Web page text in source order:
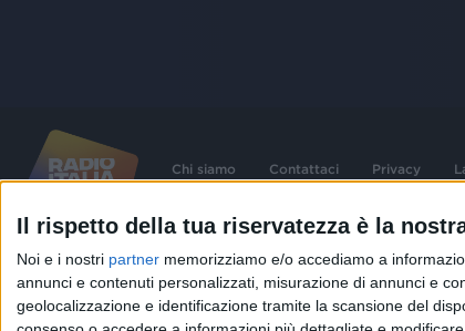
Il rispetto della tua riservatezza è la
Noi e i nostri partner memorizziamo e/o accediamo a
annunci e contenuti personalizzati, misurazione di annunci e
geolocalizzazione e identificazione tramite la scansione del
Chi siamo Contattaci Privacy
©2026RADIO ITALIA S.p.A. P.IVA 06832230152 | Tutti i diritti riservati.
contenute nel sito sono stati assolti gli obblighi derivanti dalla normativa
connessi.
Capitale Sociale € 580.000,00 interamente versato. Iscr. Reg. Imprese